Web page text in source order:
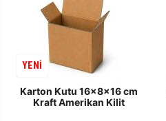
Karton Kutu 16x8x16 cm
Kraft Amerikan Kilit
YENİ